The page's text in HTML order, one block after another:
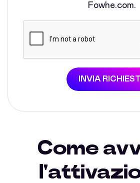
Fowhe.com.
INVIA
Come